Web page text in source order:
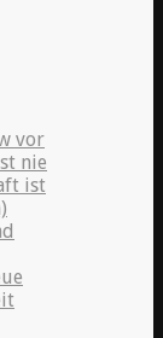
vor
nie
ist